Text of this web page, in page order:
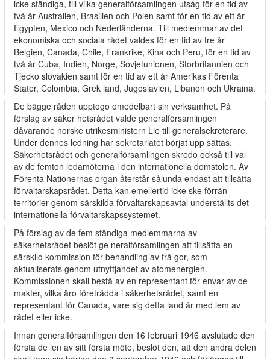
icke ständiga, till vilka generalförsamlingen utsåg för en tid av
två år Australien, Brasilien och Polen samt för en tid av ett år
Egypten, Mexico och Nederländerna. Till medlemmar av det
ekonomiska och sociala rådet valdes för en tid av tre år
Belgien, Canada, Chile, Frankrike, Kina och Peru, för en tid av
två år Cuba, Indien, Norge, Sovjetunionen, Storbritannien och
Tjecko­ slovakien samt för en tid av ett år Amerikas Förenta
Stater, Colombia, Grek­ land, Jugoslavien, Libanon och Ukraina.
De bägge råden upptogo omedelbart sin verksamhet. På
förslag av säker­ hetsrådet valde generalförsamlingen
dåvarande norske utrikesministern Lie till generalsekreterare.
Under dennes ledning har sekretariatet börjat upp­ sättas.
Säkerhetsrådet och generalförsamlingen skredo också till val
av de femton ledamöterna i den internationella domstolen. Av
Förenta Nationernas organ återstår sålunda endast att tillsätta
förvaltarskapsrådet. Detta kan emellertid icke ske förrän
territorier genom särskilda förvaltarskapsavtal underställts det
internationella förvaltarskapssystemet.
På förslag av de fem ständiga medlemmarna av
säkerhetsrådet beslöt ge­ neralförsamlingen att tillsätta en
särskild kommission för behandling av frå­ gor, som
aktualiserats genom utnyttjandet av atomenergien.
Kommissionen skall bestå av en representant för envar av de
makter, vilka äro företrädda i säkerhetsrådet, samt en
representant för Canada, vare sig detta land är med­ lem av
rådet eller icke.
Innan generalförsamlingen den 16 februari 1946 avslutade den
första de­ len av sitt första möte, beslöt den, att den andra delen